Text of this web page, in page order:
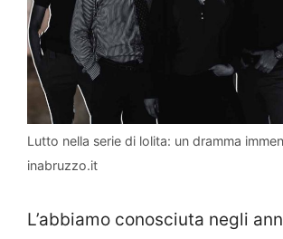
Lutto nella serie di lolita: un dramma
inabruzzo.it
L’abbiamo conosciuta negli